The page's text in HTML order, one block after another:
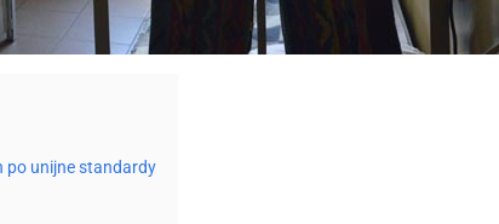
po unijne standardy